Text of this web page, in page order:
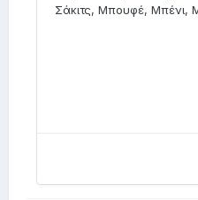
Σάκιτς, Μπουφέ, Μπένι,